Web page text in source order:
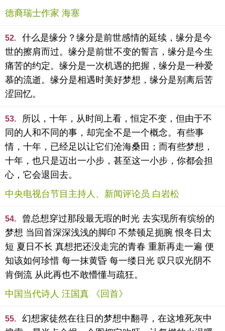
德裔瑞士作家 海塞
52.
什么是缘分？缘分是前世感情的延续，缘分是今
世的擦肩而过。缘分是前世不变的誓言，缘分是今生
痛苦的约定。缘分是一次机遇的把握，缘分是一种爱
慕的流逝。缘分是相遇时美好梦想，缘分是别离后苦
涩回忆。
53.
所以，十年，从时间上看，恒定不变，但由于不
同的人和不同的事，却完全不是一个概念。有些事
情，十年，已经足以让它们沧海桑田；而有些梦想，
十年，也只是迈出一小步，甚至这一小步，你都会担
心，它会退回去。
中央电视台节目主持人、新闻评论员 白岩松
54.
曾总想穿过那段最无瑕的时光 去实现所有缤纷的
梦想 当回首深深浅浅的脚印 不禁顿足扼腕 恨冬日太
短 夏日不长 真想把还没走完的青春 重新再走一遍 便
知该如何珍惜 每一抹黄昏 每一缕日光 叹只叹光阴不
肯倒流 从此再也不敢懵懂与疏狂。
中国当代诗人 汪国真 《回首》
55.
幻想家徒然在往日的梦想中翻寻，在这堆死灰中